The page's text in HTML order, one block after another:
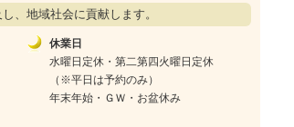
、地域社会に貢献します。
休業日
水曜日定休・第二第四火曜日定休
（※平日は予約のみ）
年末年始・ＧＷ・お盆休み